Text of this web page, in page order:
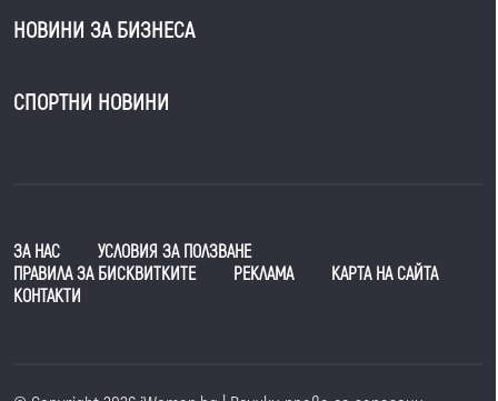
НОВИНИ ЗА БИЗНЕСА
СПОРТНИ НОВИНИ
ЗА НАС
УСЛОВИЯ ЗА ПОЛЗВАНЕ
ПРАВИЛА ЗА БИСКВИТКИТЕ
РЕКЛАМА
КАРТА НА САЙТА
КОНТАКТИ